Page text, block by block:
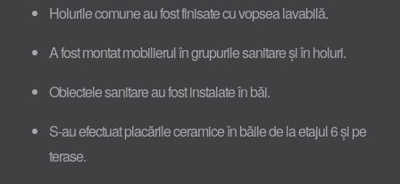
Holurile comune au fost finisate cu vopsea lavabilă.
A fost montat mobilierul în grupurile sanitare și în holuri.
Obiectele sanitare au fost instalate în băi.
S-au efectuat placările ceramice în băile de la etajul 6 și pe
terase.